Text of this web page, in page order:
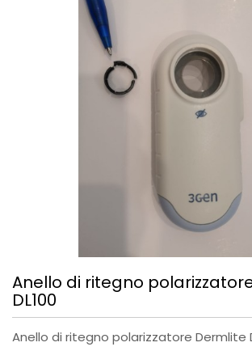
Anello di ritegno
DL100
Anello di ritegno polarizzatore Dermlite